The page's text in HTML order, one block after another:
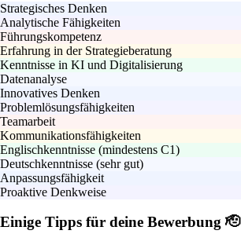
Strategisches Denken
Analytische Fähigkeiten
Führungskompetenz
Erfahrung in der Strategieberatung
Kenntnisse in KI und Digitalisierung
Datenanalyse
Innovatives Denken
Problemlösungsfähigkeiten
Teamarbeit
Kommunikationsfähigkeiten
Englischkenntnisse (mindestens C1)
Deutschkenntnisse (sehr gut)
Anpassungsfähigkeit
Proaktive Denkweise
Einige Tipps für deine Bewerbung 🫡